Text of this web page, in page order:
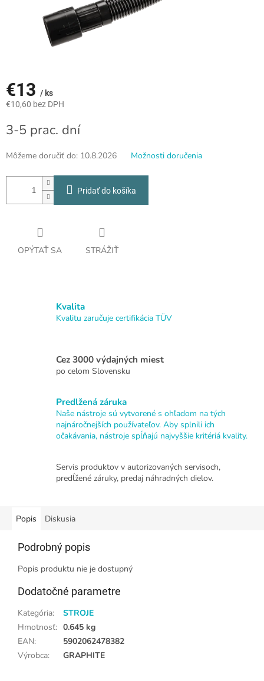
€13 / ks
€10,60 bez DPH
cena:
3-5 prac. dní
Môžeme doručiť do: 10.8.2026 Možnosti doručenia
Pridať do košíka
OPÝTAŤ SA STRÁŽIŤ
Kvalita
Kvalitu zaručuje certifikácia TÜV
Cez 3000 výdajných miest
po celom Slovensku
Predlžená záruka
Naše nástroje sú vytvorené s ohľadom na tých
najnáročnejších používateľov. Aby splnili ich
očakávania, nástroje spĺňajú najvyššie kritériá kvality.
Servis produktov v autorizovaných servisoch,
predĺžené záruky, predaj náhradných dielov.
Popis Diskusia
Podrobný popis
Popis produktu nie je dostupný
Dodatočné parametre
Kategória:
STROJE
Hmotnosť: 0.645 kg
EAN:
5902062478382
Výrobca: GRAPHITE